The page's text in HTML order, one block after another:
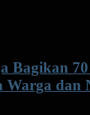
Bagikan
Warga dan